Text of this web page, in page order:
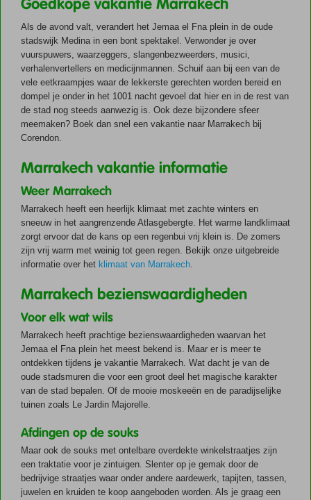
Goedkope vakantie Marrakech
Als de avond valt, verandert het Jemaa el Fna plein in de oude
stadswijk Medina in een bont spektakel. Verwonder je over
vuurspuwers, waarzeggers, slangenbezweerders, musici,
verhalenvertellers en medicijnmannen. Schuif aan bij een van de
vele eetkraampjes waar de lekkerste gerechten worden bereid en
dompel je onder in het 1001 nacht gevoel dat hier en in de rest van
de stad nog steeds aanwezig is. Ook deze bijzondere sfeer
meemaken? Boek dan snel een vakantie naar Marrakech bij
Corendon.
Marrakech vakantie informatie
Weer Marrakech
Marrakech heeft een heerlijk klimaat met zachte winters en
sneeuw in het aangrenzende Atlasgebergte. Het warme landklimaat
zorgt ervoor dat de kans op een regenbui vrij klein is. De zomers
zijn vrij warm met weinig tot geen regen. Bekijk onze uitgebreide
informatie over het klimaat van Marrakech.
Marrakech bezienswaardigheden
Voor elk wat wils
Marrakech heeft prachtige bezienswaardigheden waarvan het
Jemaa el Fna plein het meest bekend is. Maar er is meer te
ontdekken tijdens je vakantie Marrakech. Wat dacht je van de
oude stadsmuren die voor een groot deel het magische karakter
van de stad bepalen. Of de mooie moskeeën en de paradijselijke
tuinen zoals Le Jardin Majorelle.
Afdingen op de souks
Maar ook de souks met ontelbare overdekte winkelstraatjes zijn
een traktatie voor je zintuigen. Slenter op je gemak door de
bedrijvige straatjes waar onder andere aardewerk, tapijten, tassen,
juwelen en kruiden te koop aangeboden worden. Als je graag een